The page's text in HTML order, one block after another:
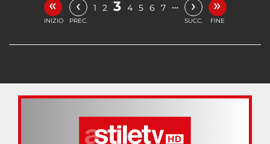
«
INIZIO
‹
PREC.
1 2 3 4 5 6 7 … ›
SUCC.
»
FINE